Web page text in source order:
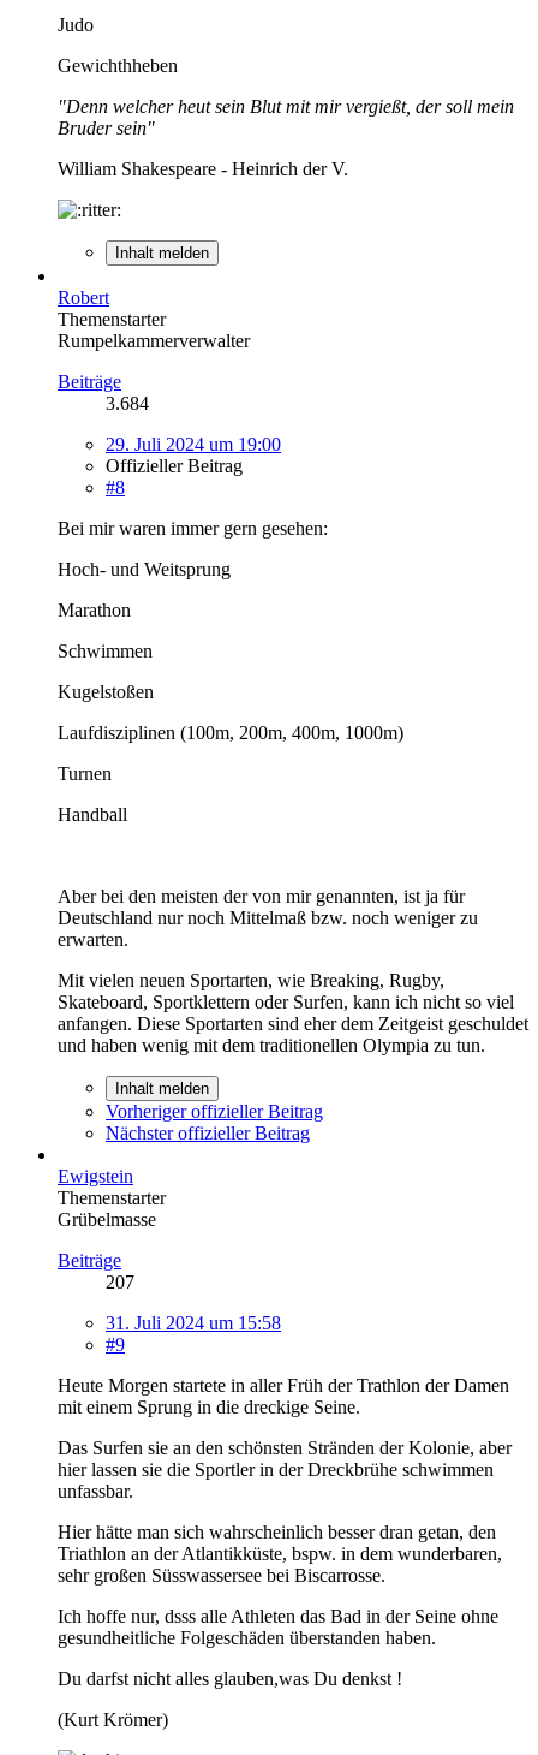
Judo
Gewichthheben
"Denn welcher heut sein Blut mit mir vergießt, der soll mein
Bruder sein"
William Shakespeare - Heinrich der V.
Inhalt melden
Robert
Themenstarter
Rumpelkammerverwalter
Beiträge
3.684
29. Juli 2024 um 19:00
Offizieller Beitrag
#8
Bei mir waren immer gern gesehen:
Hoch- und Weitsprung
Marathon
Schwimmen
Kugelstoßen
Laufdisziplinen (100m, 200m, 400m, 1000m)
Turnen
Handball
Aber bei den meisten der von mir genannten, ist ja für
Deutschland nur noch Mittelmaß bzw. noch weniger zu
erwarten.
Mit vielen neuen Sportarten, wie Breaking, Rugby,
Skateboard, Sportklettern oder Surfen, kann ich nicht so viel
anfangen. Diese Sportarten sind eher dem Zeitgeist geschuldet
und haben wenig mit dem traditionellen Olympia zu tun.
Inhalt melden
Vorheriger offizieller Beitrag
Nächster offizieller Beitrag
Ewigstein
Themenstarter
Grübelmasse
Beiträge
207
31. Juli 2024 um 15:58
#9
Heute Morgen startete in aller Früh der Trathlon der Damen
mit einem Sprung in die dreckige Seine.
Das Surfen sie an den schönsten Stränden der Kolonie, aber
hier lassen sie die Sportler in der Dreckbrühe schwimmen
unfassbar.
Hier hätte man sich wahrscheinlich besser dran getan, den
Triathlon an der Atlantikküste, bspw. in dem wunderbaren,
sehr großen Süsswassersee bei Biscarrosse.
Ich hoffe nur, dsss alle Athleten das Bad in der Seine ohne
gesundheitliche Folgeschäden überstanden haben.
Du darfst nicht alles glauben,was Du denkst !
(Kurt Krömer)